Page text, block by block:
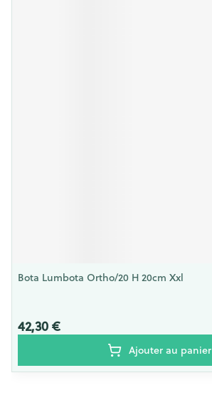
Bota Lumbota Ortho/20 H 20cm Xxl
42,30 €
Ajouter au panier